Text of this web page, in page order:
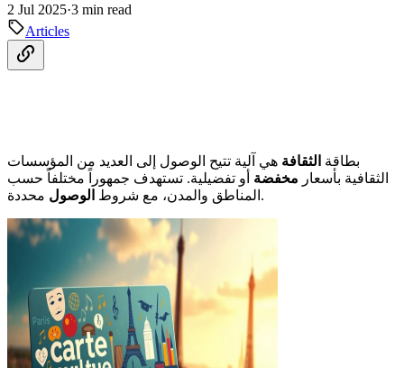
2 Jul 2025·3 min read
Articles
بطاقة الثقافة هي آلية تتيح الوصول إلى العديد من المؤسسات
الثقافية بأسعار مخفضة أو تفضيلية. تستهدف جمهوراً مختلفاً حسب
المناطق والمدن، مع شروط الوصول محددة.